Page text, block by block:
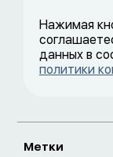
Нажимая
данных в
политики
Метки